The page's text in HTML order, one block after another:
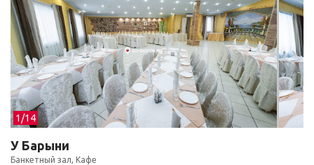
1/14
У Барыни
Банкетный зал, Кафе